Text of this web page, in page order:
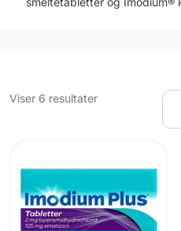
Viser 6 resultaterSorteret